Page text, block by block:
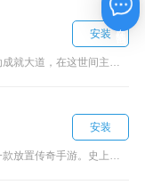
安装
安装